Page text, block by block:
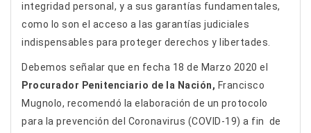
integridad personal, y a sus garantías fundamentales,
como lo son el acceso a las garantías judiciales
indispensables para proteger derechos y libertades.
Debemos señalar que en fecha 18 de Marzo 2020 el
Procurador Penitenciario de la Nación, Francisco
Mugnolo, recomendó la elaboración de un protocolo
para la prevención del Coronavirus (COVID-19) a fin de